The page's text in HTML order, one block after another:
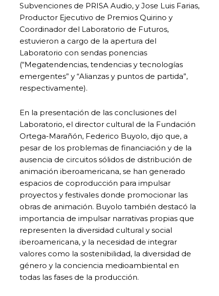
Subvenciones de PRISA Audio, y Jose Luis Farias,
Productor Ejecutivo de Premios Quirino y
Coordinador del Laboratorio de Futuros,
estuvieron a cargo de la apertura del
Laboratorio con sendas ponencias
(“Megatendencias, tendencias y tecnologías
emergentes” y “Alianzas y puntos de partida”,
respectivamente).
En la presentación de las conclusiones del
Laboratorio, el director cultural de la Fundación
Ortega-Marañón, Federico Buyolo, dijo que, a
pesar de los problemas de financiación y de la
ausencia de circuitos sólidos de distribución de
animación iberoamericana, se han generado
espacios de coproducción para impulsar
proyectos y festivales donde promocionar las
obras de animación. Buyolo también destacó la
importancia de impulsar narrativas propias que
representen la diversidad cultural y social
iberoamericana, y la necesidad de integrar
valores como la sostenibilidad, la diversidad de
género y la conciencia medioambiental en
todas las fases de la producción.